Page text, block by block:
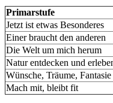
Primarstufe
Jetzt ist etwas Besonderes
Einer braucht den anderen
Die Welt um mich herum
Natur entdecken und
Wünsche, Träume, Fantasie
Mach mit, bleibt fit